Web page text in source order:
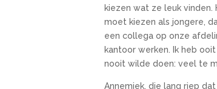
kiezen wat ze leuk
moet kiezen als jongere,
een collega op onze
kantoor werken. Ik heb
nooit wilde doen: veel te
Annemiek, die lang riep